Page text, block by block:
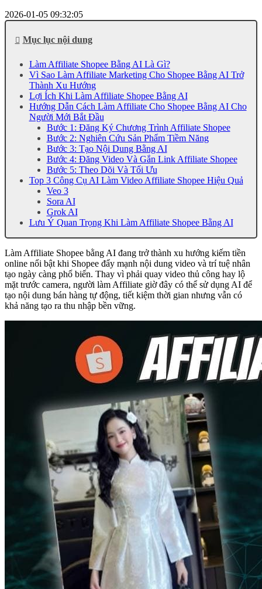
2026-01-05 09:32:05
Mục lục nội dung
Làm Affiliate Shopee Bằng AI Là Gì?
Vì Sao Làm Affiliate Marketing Cho Shopee Bằng AI Trở
Thành Xu Hướng
Lợi Ích Khi Làm Affiliate Shopee Bằng AI
Hướng Dẫn Cách Làm Affiliate Cho Shopee Bằng AI Cho
Người Mới Bắt Đầu
Bước 1: Đăng Ký Chương Trình Affiliate Shopee
Bước 2: Nghiên Cứu Sản Phẩm Tiềm Năng
Bước 3: Tạo Nội Dung Bằng AI
Bước 4: Đăng Video Và Gắn Link Affiliate Shopee
Bước 5: Theo Dõi Và Tối Ưu
Top 3 Công Cụ AI Làm Video Affiliate Shopee Hiệu Quả
Veo 3
Sora AI
Grok AI
Lưu Ý Quan Trọng Khi Làm Affiliate Shopee Bằng AI
Làm Affiliate Shopee bằng AI đang trở thành xu hướng kiếm tiền
online nổi bật khi Shopee đẩy mạnh nội dung video và trí tuệ nhân
tạo ngày càng phổ biến. Thay vì phải quay video thủ công hay lộ
mặt trước camera, người làm Affiliate giờ đây có thể sử dụng AI để
tạo nội dung bán hàng tự động, tiết kiệm thời gian nhưng vẫn có
khả năng tạo ra thu nhập bền vững.